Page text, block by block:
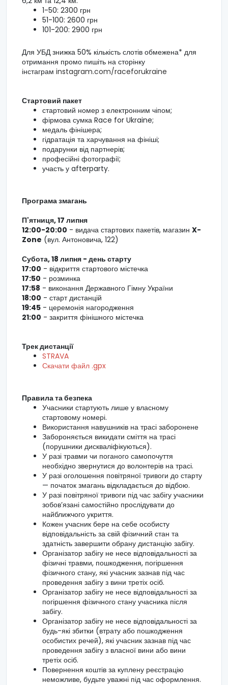
1-50: 2300 грн
51-100: 2600 грн
101-200: 2900 грн
Для УБД знижка 50% кількість слотів обмежена* для
отримання промо пишіть на сторінку
інстаграм instagram.com/raceforukraine
Стартовий пакет
стартовий номер з електронним чіпом;
фірмова сумка Race for Ukraine;
медаль фінішера;
гідратація та харчування на фініші;
подарунки від партнерів;
професійні фотографії;
участь у afterparty.
Програма змагань
П'ятниця, 17 липня
12:00-20:00 - видача стартових пакетів, магазин X-
Zone (вул. Антоновича, 122)
Субота, 18 липня - день старту
17:00 - відкриття стартового містечка
17:50 - розминка
17:58 - виконання Державного Гімну України
18:00 - старт дистанцій
19:45 - церемонія нагородження
21:00 - закриття фінішного містечка
Трек дистанції
STRAVA
Скачати файл .gpx
Правила та безпека
Учасники стартують лише у власному
стартовому номері.
Використання навушників на трасі заборонене
Забороняється викидати сміття на трасі
(порушники дискваліфікуються).
У разі травми чи поганого самопочуття
необхідно звернутися до волонтерів на трасі.
У разі оголошення повітряної тривоги до старту
— початок змагань відкладається до відбою.
У разі повітряної тривоги під час забігу учасники
зобов’язані самостійно прослідувати до
найближчого укриття.
Кожен учасник бере на себе особисту
відповідальність за свій фізичний стан та
здатність завершити обрану дистанцію забігу.
Організатор забігу не несе відповідальності за
фізичні травми, пошкодження, погіршення
фізичного стану, які учасник зазнав під час
проведення забігу з вини третіх осіб.
Організатор забігу не несе відповідальності за
погіршення фізичного стану учасника після
забігу.
Організатор забігу не несе відповідальності за
будь-які збитки (втрату або пошкодження
особистих речей), які учасник зазнав під час
проведення забігу з власної вини або вини
третіх осіб.
Повернення коштів за куплену реєстрацію
неможливе, будьте уважні під час оформлення.